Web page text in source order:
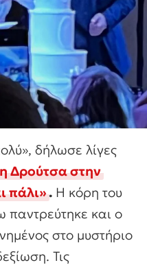
δήλωσε λίγες
Δρούτσα στην
πάλι». Η κόρη του
παντρεύτηκε και ο
στο μυστήριο
Τις